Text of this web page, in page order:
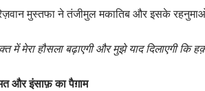
मुस्तफा ने तंजीमुल मकातिब और इसके
में मेरा हौसला बढ़ाएगी और मुझे याद दिलाएगी
और इंसाफ़ का पैग़ाम